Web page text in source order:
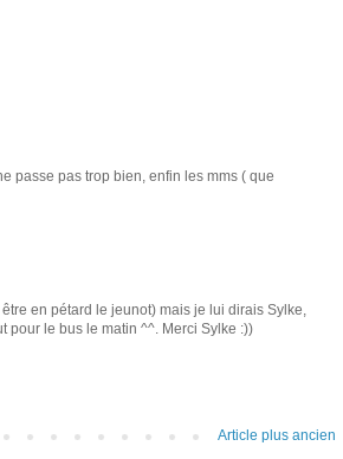
passe pas trop bien, enfin les mms ( que
en pétard le jeunot) mais je lui dirais Sylke,
pour le bus le matin ^^. Merci Sylke :))
Article plus ancien